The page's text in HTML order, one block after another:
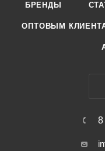
БРЕНДЫ
ОПТОВЫМ
8